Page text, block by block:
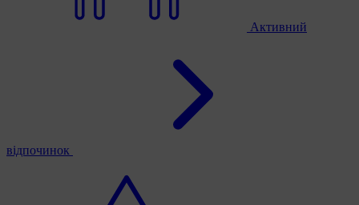
Активний
відпочинок